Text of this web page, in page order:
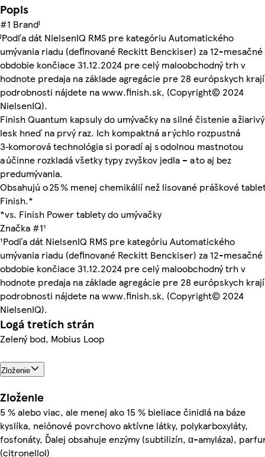
Popis
#1 Brandᴵ
ᴵPodľa dát NielsenIQ RMS pre kategóriu Automatického
umývania riadu (definované Reckitt Benckiser) za 12-mesačné
obdobie končiace 31.12.2024 pre celý maloobchodný trh v
hodnote predaja na základe agregácie pre 28 európskych
podrobnosti nájdete na www.finish.sk, (Copyright© 2024
NielsenIQ).
Finish Quantum kapsuly do umývačky na silné čistenie a žiarivý
lesk hneď na prvý raz. Ich kompaktná a rýchlo rozpustná
3‑komorová technológia si poradí aj s odolnou mastnotou
a účinne rozkladá všetky typy zvyškov jedla – a to aj bez
predumývania.
Obsahujú o 25 % menej chemikálií než lisované práškové
Finish.*
*vs. Finish Power tablety do umývačky
Značka #1¹
¹Podľa dát NielsenIQ RMS pre kategóriu Automatického
umývania riadu (definované Reckitt Benckiser) za 12-mesačné
obdobie končiace 31.12.2024 pre celý maloobchodný trh v
hodnote predaja na základe agregácie pre 28 európskych
podrobnosti nájdete na www.finish.sk, (Copyright© 2024
NielsenIQ).
Logá tretích strán
Zelený bod, Mobius Loop
Zloženie
Zloženie
5 % alebo viac, ale menej ako 15 % bieliace činidlá na báze
kyslíka, neiónové povrchovo aktívne látky, polykarboxyláty,
fosfonáty, Ďalej obsahuje enzýmy (subtilizín, α-amyláza),
(citronellol)